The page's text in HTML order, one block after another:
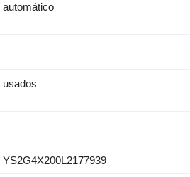
automático
usados
YS2G4X200L2177939